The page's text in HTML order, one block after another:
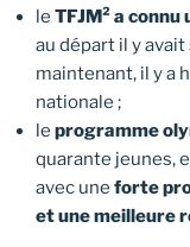
le TFJM² a
au départ il y
maintenant, il y a
nationale ;
le programme
quarante jeunes,
avec une forte
et une meilleure